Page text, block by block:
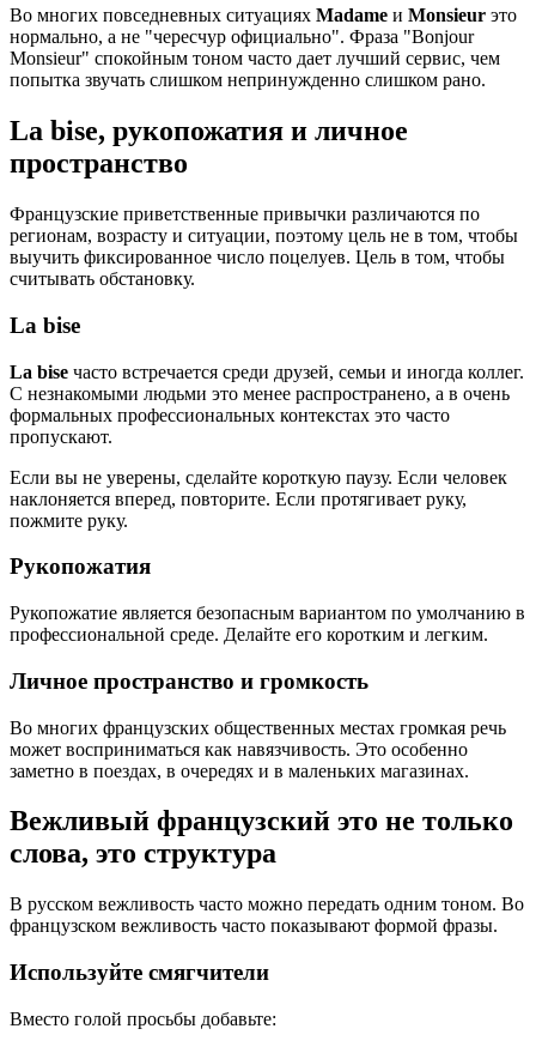
Во многих повседневных ситуациях Madame и Monsieur это
нормально, а не "чересчур официально". Фраза "Bonjour
Monsieur" спокойным тоном часто дает лучший сервис, чем
попытка звучать слишком непринужденно слишком рано.
La bise, рукопожатия и личное
пространство
Французские приветственные привычки различаются по
регионам, возрасту и ситуации, поэтому цель не в том, чтобы
выучить фиксированное число поцелуев. Цель в том, чтобы
считывать обстановку.
La bise
La bise часто встречается среди друзей, семьи и иногда коллег.
С незнакомыми людьми это менее распространено, а в очень
формальных профессиональных контекстах это часто
пропускают.
Если вы не уверены, сделайте короткую паузу. Если человек
наклоняется вперед, повторите. Если протягивает руку,
пожмите руку.
Рукопожатия
Рукопожатие является безопасным вариантом по умолчанию в
профессиональной среде. Делайте его коротким и легким.
Личное пространство и громкость
Во многих французских общественных местах громкая речь
может восприниматься как навязчивость. Это особенно
заметно в поездах, в очередях и в маленьких магазинах.
Вежливый французский это не только
слова, это структура
В русском вежливость часто можно передать одним тоном. Во
французском вежливость часто показывают формой фразы.
Используйте смягчители
Вместо голой просьбы добавьте: